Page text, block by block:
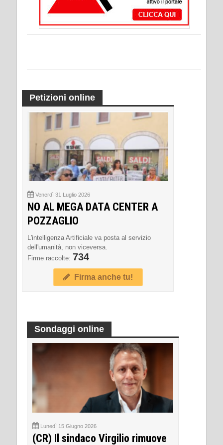
Petizioni online
Venerdì 31 Luglio 2026
NO AL MEGA DATA CENTER A
POZZAGLIO
L'intelligenza Artificiale va posta al servizio
dell'umanità, non viceversa.
Firme raccolte: 734
Firma anche tu!
Sondaggi online
Lunedì 15 Giugno 2026
(CR) Il sindaco Virgilio rimuove